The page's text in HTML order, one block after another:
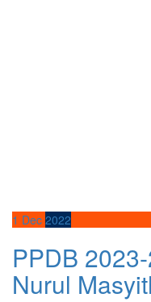
1 Dec 2022
PPDB
Nurul